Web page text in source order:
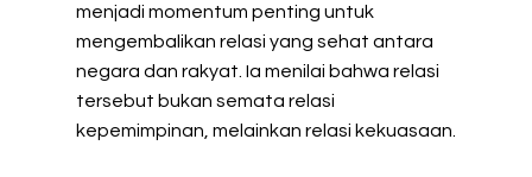
menjadi momentum penting untuk
mengembalikan relasi yang sehat antara
negara dan rakyat. Ia menilai bahwa relasi
tersebut bukan semata relasi
kepemimpinan, melainkan relasi kekuasaan.